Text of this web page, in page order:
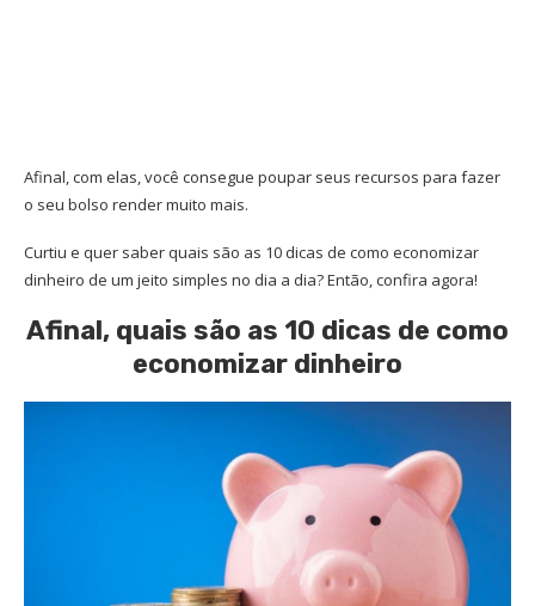
Afinal, com elas, você consegue poupar seus recursos para fazer
o seu bolso render muito mais.
Curtiu e quer saber quais são as 10 dicas de como economizar
dinheiro de um jeito simples no dia a dia? Então, confira agora!
Afinal, quais são as 10 dicas de como
economizar dinheiro